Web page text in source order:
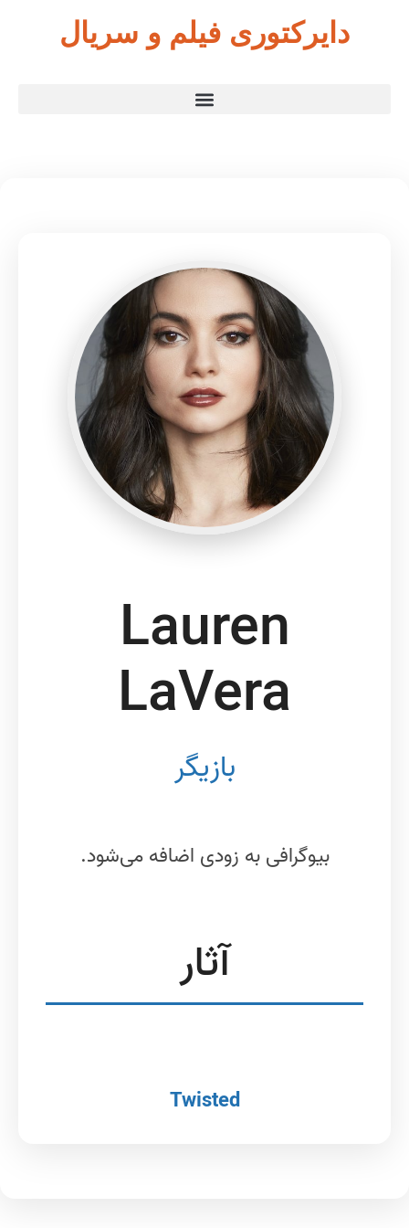
دایرکتوری فیلم و سریال
Lauren
LaVera
بازیگر
بیوگرافی به زودی اضافه می‌شود.
آثار
Twisted